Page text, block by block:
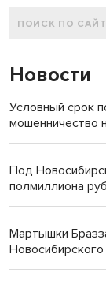
Новости
Условный срок
мошенничество
Под
полмиллиона
Мартышки